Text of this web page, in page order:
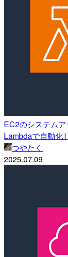
EC2のシステム
Lambdaで自動化
つやたく
2025.07.09